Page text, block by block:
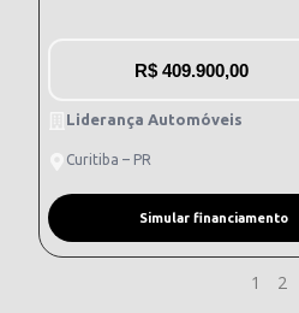
R$ 409.900,00
Liderança Automóveis
Curitiba – PR
Simular financiamento
1 2